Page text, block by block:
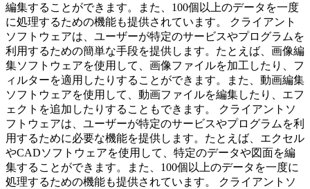
編集することができます。また、100個以上のデータを一度
に処理するための機能も提供されています。 クライアント
ソフトウェアは、ユーザーが特定のサービスやプログラムを
利用するための簡単な手段を提供します。たとえば、画像編
集ソフトウェアを使用して、画像ファイルを加工したり、フ
ィルターを適用したりすることができます。また、動画編集
ソフトウェアを使用して、動画ファイルを編集したり、エフ
ェクトを追加したりすることもできます。 クライアントソ
フトウェアは、ユーザーが特定のサービスやプログラムを利
用するために必要な機能を提供します。たとえば、エクセル
やCADソフトウェアを使用して、特定のデータや図面を編
集することができます。また、100個以上のデータを一度に
処理するための機能も提供されています。 クライアントソ